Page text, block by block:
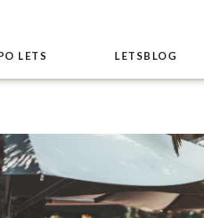
LETS LETSBLOG